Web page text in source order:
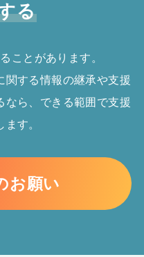
る
ことがあります。
関する情報の継承や支援
なら、できる範囲で支援
す。
お願い